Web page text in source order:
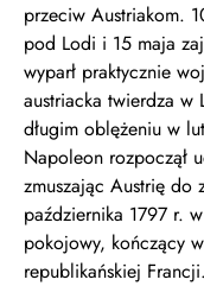
przeciw Austriakom.
pod Lodi i 15 maja
wyparł praktycznie
austriacka twierdza w
długim oblężeniu w
Napoleon rozpoczął
zmuszając Austrię do
października 1797 r.
pokojowy, kończący
republikańskiej Francji.